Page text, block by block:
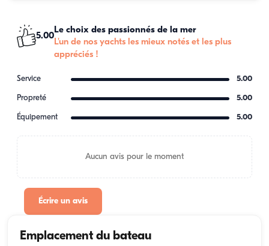
5.00
Le choix des passionnés de la mer
L'un de nos yachts les mieux notés et les plus
appréciés !
Service 5.00
Propreté 5.00
Équipement 5.00
Aucun avis pour le moment
Écrire un avis
Emplacement du bateau